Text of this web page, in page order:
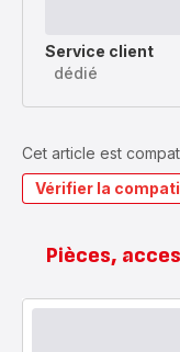
Service client
dédié
Cet article est
Vérifier la
Pièces,